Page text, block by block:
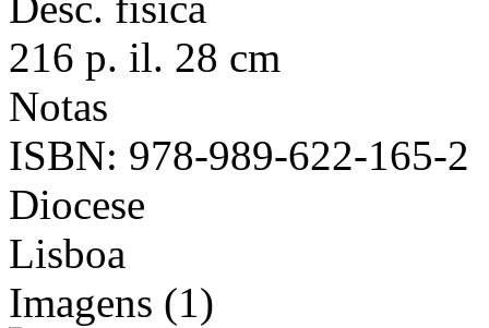
216 p. il. 28 cm
Notas
ISBN: 978-989-622-165-2
Diocese
Lisboa
Imagens (1)